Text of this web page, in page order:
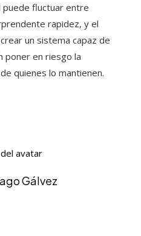
puede fluctuar entre
rapidez, y el
un sistema capaz de
poner en riesgo la
quienes lo mantienen.
Gálvez